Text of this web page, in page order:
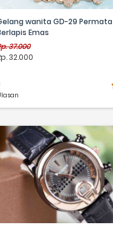
wanita GD-29 Permata
Emas
37.000
32.000